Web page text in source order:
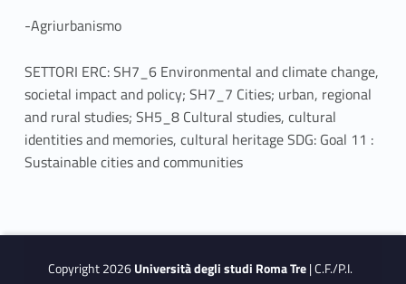
-Agriurbanismo
SETTORI ERC: SH7_6 Environmental and climate change,
societal impact and policy; SH7_7 Cities; urban, regional
and rural studies; SH5_8 Cultural studies, cultural
identities and memories, cultural heritage SDG: Goal 11 :
Sustainable cities and communities
Copyright 2026Università degli studi Roma Tre| C.F./P.I.